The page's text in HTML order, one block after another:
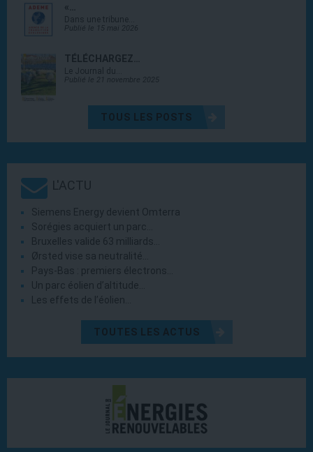
«…
Dans une tribune…
Publié le 15 mai 2026
TÉLÉCHARGEZ…
Le Journal du…
Publié le 21 novembre 2025
TOUS LES POSTS
L'ACTU
Siemens Energy devient Omterra
Sorégies acquiert un parc…
Bruxelles valide 63 milliards…
Ørsted vise sa neutralité…
Pays-Bas : premiers électrons…
Un parc éolien d’altitude…
Les effets de l’éolien…
TOUTES LES ACTUS